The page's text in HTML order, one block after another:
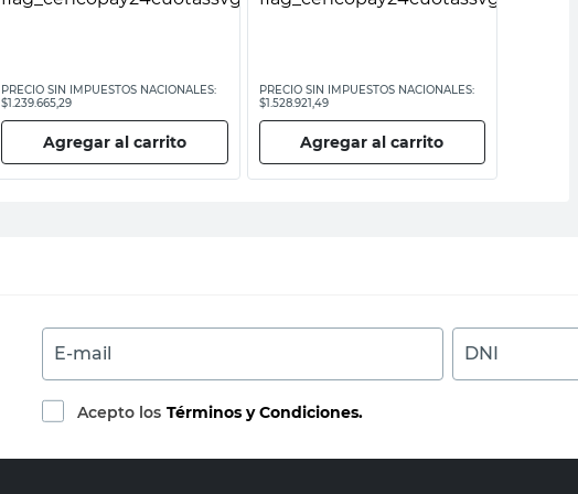
PRECIO SIN IMPUESTOS NACIONALES:
$1.239.665,29
Agregar al carrito
PRECIO SIN IMPUESTOS NACIONALES:
$1.528.921,49
Agregar al carrito
E-mail DNI
Acepto los Términos y Condiciones.